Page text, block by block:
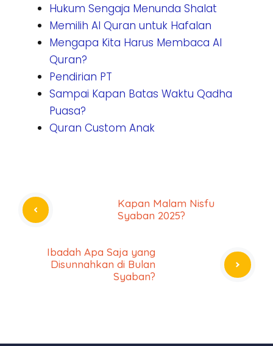
Hukum Sengaja Menunda Shalat
Memilih Al Quran untuk Hafalan
Mengapa Kita Harus Membaca Al
Quran?
Pendirian PT
Sampai Kapan Batas Waktu Qadha
Puasa?
Quran Custom Anak
Kapan Malam Nisfu
Syaban 2025?
Ibadah Apa Saja yang
Disunnahkan di Bulan
Syaban?